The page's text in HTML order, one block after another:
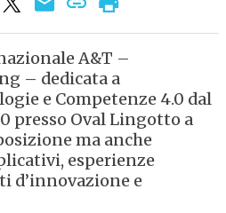
A&T –
– dedicata a
e Competenze 4.0 dal
presso Oval Lingotto a
ma anche
esperienze
d’innovazione e